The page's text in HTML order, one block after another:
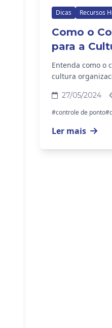
Dicas Recursos
Como o
para a
Entenda como o
cultura
27/05/2024
#controle de ponto
Ler mais